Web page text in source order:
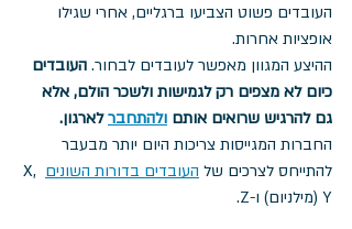
העובדים פשוט הצביעו ברגליים, אחרי שגילו
אופציות אחרות.
ההיצע המגוון מאפשר לעובדים לבחור. העובדים
כיום לא מצפים רק לגמישות ולשכר הולם, אלא
גם להרגיש שרואים אותם ולהתחבר לארגון.
החברות המגייסות צריכות היום יותר מבעבר
להתייחס לצרכים של העובדים בדורות השונים X,
Y (מילניום) ו-Z.